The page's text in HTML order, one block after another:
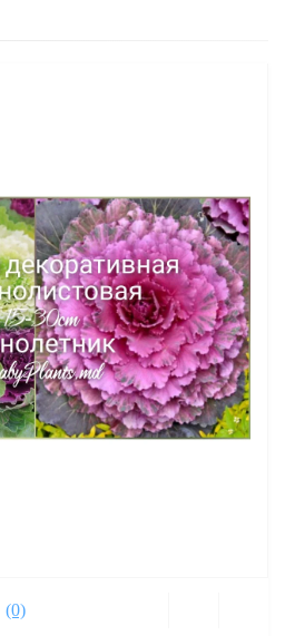
(0)